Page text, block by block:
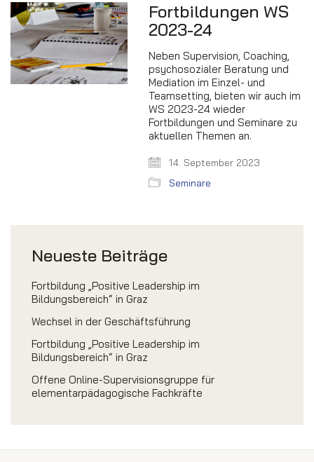
Fortbildungen WS
2023-24
Neben Supervision, Coaching,
psychosozialer Beratung und
Mediation im Einzel- und
Teamsetting, bieten wir auch im
WS 2023-24 wieder
Fortbildungen und Seminare zu
aktuellen Themen an.
14. September 2023
Seminare
Neueste Beiträge
Fortbildung „Positive Leadership im
Bildungsbereich“ in Graz
Wechsel in der Geschäftsführung
Fortbildung „Positive Leadership im
Bildungsbereich“ in Graz
Offene Online-Supervisionsgruppe für
elementarpädagogische Fachkräfte